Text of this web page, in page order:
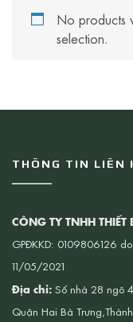
No products
selection.
THÔNG TIN LIÊN
CÔNG TY TNHH
GPĐKKD: 0109806126
11/05/2021
Địa chỉ: Số nhà 28 ngõ
Quận Hai Bà